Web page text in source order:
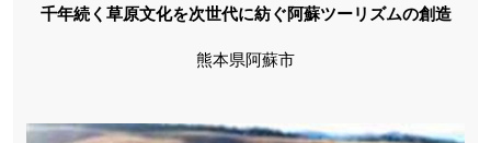
千年続く草原文化を次世代に紡ぐ阿蘇ツーリズムの創造
熊本県阿蘇市